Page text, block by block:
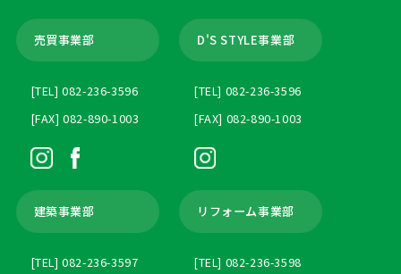
売買事業部
[TEL] 082-236-3596
[FAX] 082-890-1003
D'S STYLE事業部
[TEL] 082-236-3596
[FAX] 082-890-1003
建築事業部
[TEL] 082-236-3597
リフォーム事業部
[TEL] 082-236-3598